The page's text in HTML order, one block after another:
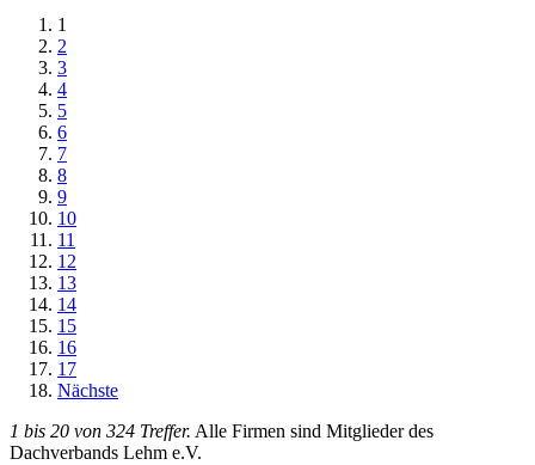
1
2
3
4
5
6
7
8
9
10
11
12
13
14
15
16
17
Nächste
1 bis 20 von 324 Treffer. Alle Firmen sind Mitglieder des
Dachverbands Lehm e.V.